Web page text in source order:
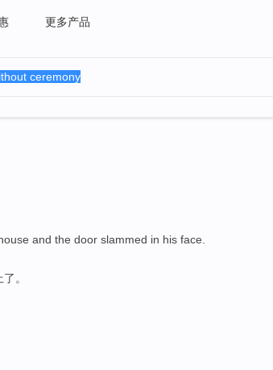
更多产品
and the door slammed in his face
。